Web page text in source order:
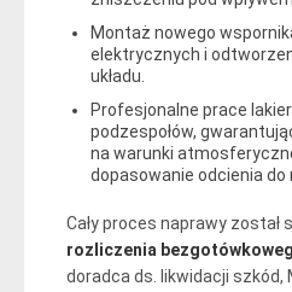
Montaż nowego
elektrycznych i
układu.
Profesjonalne prace
podzespołów,
na warunki
dopasowanie odcienia do
Cały proces naprawy
rozliczenia
doradca ds. likwidacji szkód,